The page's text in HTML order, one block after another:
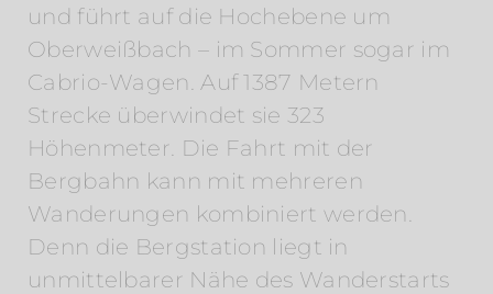
und führt auf die Hochebene um
Oberweißbach – im Sommer sogar im
Cabrio-Wagen. Auf 1387 Metern
Strecke überwindet sie 323
Höhenmeter. Die Fahrt mit der
Bergbahn kann mit mehreren
Wanderungen kombiniert werden.
Denn die Bergstation liegt in
unmittelbarer Nähe des Wanderstarts